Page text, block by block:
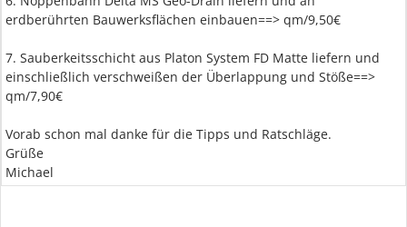
erdberührten Bauwerksflächen einbauen==> qm/9,50€
7. Sauberkeitsschicht aus Platon System FD Matte liefern und
einschließlich verschweißen der Überlappung und Stöße==>
qm/7,90€
Vorab schon mal danke für die Tipps und Ratschläge.
Grüße
Michael